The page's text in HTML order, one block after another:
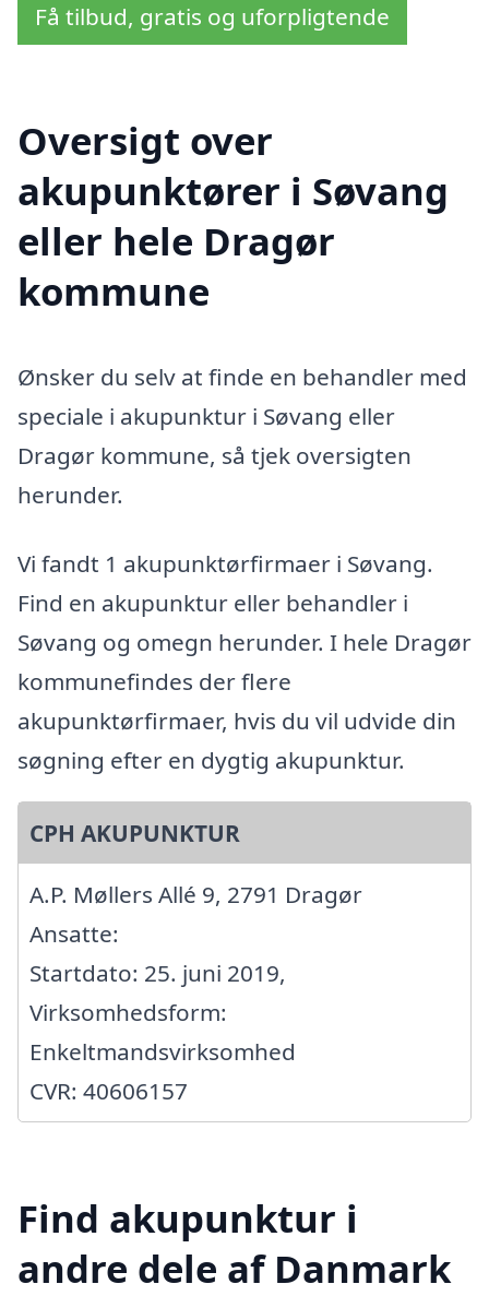
Få tilbud, gratis og uforpligtende
Oversigt over
akupunktører i Søvang
eller hele Dragør
kommune
Ønsker du selv at finde en behandler med
speciale i akupunktur i Søvang eller
Dragør kommune, så tjek oversigten
herunder.
Vi fandt 1 akupunktørfirmaer i Søvang.
Find en akupunktur eller behandler i
Søvang og omegn herunder. I hele Dragør
kommunefindes der flere
akupunktørfirmaer, hvis du vil udvide din
søgning efter en dygtig akupunktur.
CPH AKUPUNKTUR
A.P. Møllers Allé 9, 2791 Dragør
Ansatte:
Startdato: 25. juni 2019,
Virksomhedsform:
Enkeltmandsvirksomhed
CVR: 40606157
Find akupunktur i
andre dele af Danmark